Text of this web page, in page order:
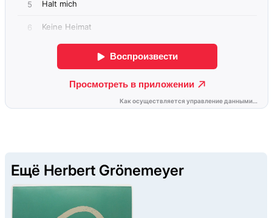
Ещё Herbert Grönemeyer